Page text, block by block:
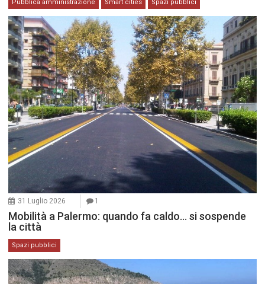
Pubblica amministrazione Smart cities Spazi pubblici
31 Luglio 2026 1
Mobilità a Palermo: quando fa caldo… si sospende
la città
Spazi pubblici